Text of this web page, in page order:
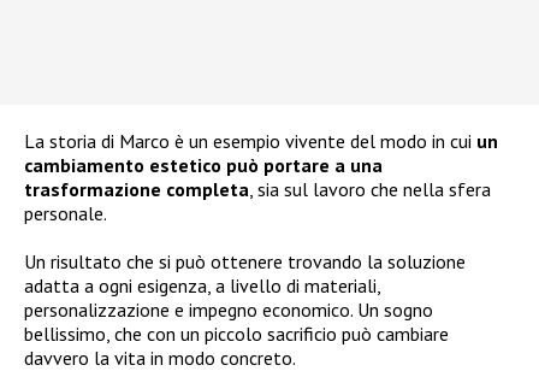
La storia di Marco è un esempio vivente del modo in cui un
cambiamento estetico può portare a una
trasformazione completa , sia sul lavoro che nella sfera
personale.
Un risultato che si può ottenere trovando la soluzione
adatta a ogni esigenza, a livello di materiali,
personalizzazione e impegno economico. Un sogno
bellissimo, che con un piccolo sacrificio può cambiare
davvero la vita in modo concreto.